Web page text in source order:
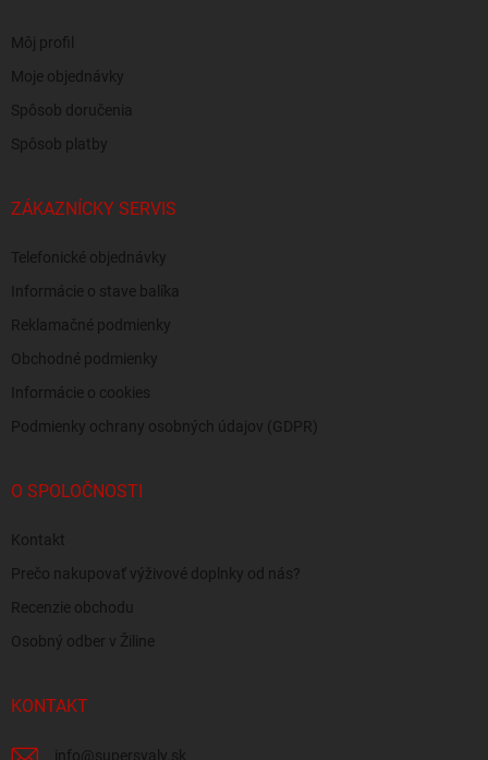
Môj profil
Moje objednávky
Spôsob doručenia
Spôsob platby
ZÁKAZNÍCKY SERVIS
Telefonické objednávky
Informácie o stave balíka
Reklamačné podmienky
Obchodné podmienky
Informácie o cookies
Podmienky ochrany osobných údajov (GDPR)
O SPOLOČNOSTI
Kontakt
Prečo nakupovať výživové doplnky od nás?
Recenzie obchodu
Osobný odber v Žiline
KONTAKT
info@ supersvaly.sk